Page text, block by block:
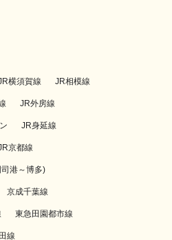
横須賀線 JR相模線
JR外房線
JR身延線
京都線
港～博多)
京成千葉線
東急田園都市線
線